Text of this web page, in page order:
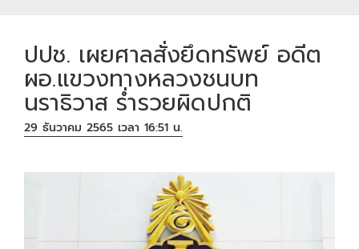
ปปช. เผยศาลสั่งยึดทรัพย์ อดีต
ผอ.แขวงทางหลวงชนบท
นราธิวาส ร่ำรวยผิดปกติ
29 ธันวาคม 2565 เวลา 16:51 น.